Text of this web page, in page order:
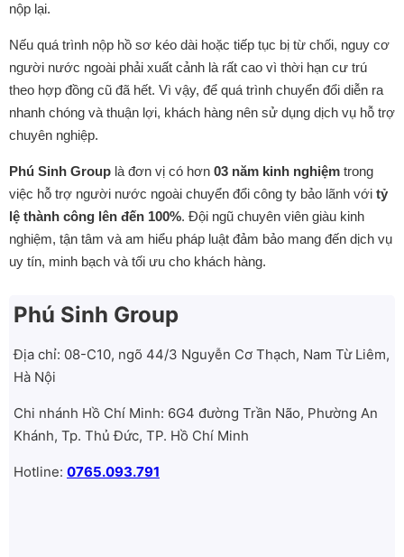
nộp lại.
Nếu quá trình nộp hồ sơ kéo dài hoặc tiếp tục bị từ chối, nguy cơ
người nước ngoài phải xuất cảnh là rất cao vì thời hạn cư trú
theo hợp đồng cũ đã hết. Vì vậy, để quá trình chuyển đổi diễn ra
nhanh chóng và thuận lợi, khách hàng nên sử dụng dịch vụ hỗ trợ
chuyên nghiệp.
Phú Sinh Group là đơn vị có hơn 03 năm kinh nghiệm trong
việc hỗ trợ người nước ngoài chuyển đổi công ty bảo lãnh với tỷ
lệ thành công lên đến 100%. Đội ngũ chuyên viên giàu kinh
nghiệm, tận tâm và am hiểu pháp luật đảm bảo mang đến dịch vụ
uy tín, minh bạch và tối ưu cho khách hàng.
Phú Sinh Group
Địa chỉ: 08-C10, ngõ 44/3 Nguyễn Cơ Thạch, Nam Từ Liêm,
Hà Nội
Chi nhánh Hồ Chí Minh: 6G4 đường Trần Não, Phường An
Khánh, Tp. Thủ Đức, TP. Hồ Chí Minh
Hotline: 0765.093.791